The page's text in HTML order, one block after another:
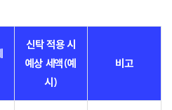
신탁 적용 시
예상 세액(예
시)
비고